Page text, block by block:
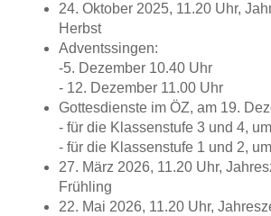
24. Oktober 2025, 11.20 Uhr,
Herbst
Adventssingen:
-5. Dezember 10.40 Uhr
- 12. Dezember 11.00 Uhr
Gottesdienste im ÖZ, am 19.
- für die Klassenstufe 3 und 4,
- für die Klassenstufe 1 und 2,
27. März 2026, 11.20 Uhr,
Frühling
22. Mai 2026, 11.20 Uhr,